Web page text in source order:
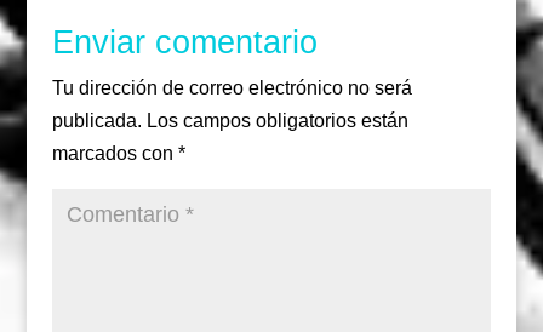
Enviar comentario
Tu dirección de correo electrónico no será
publicada. Los campos obligatorios están
marcados con *